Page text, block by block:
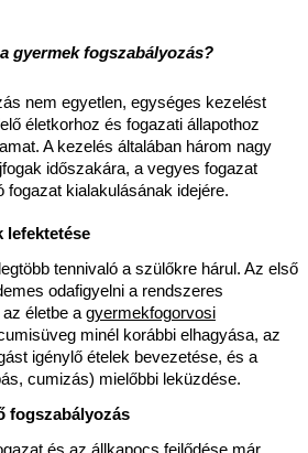
gyermek fogszabályozás?
nem egyetlen, egységes kezelést
életkorhoz és fogazati állapothoz
A kezelés általában három nagy
időszakára, a vegyes fogazat
kialakulásának idejére.
lefektetése
tennivaló a szülőkre hárul. Az első
odafigyelni a rendszeres
életbe a gyermekfogorvosi
minél korábbi elhagyása, az
igénylő ételek bevezetése, és a
cumizás) mielőbbi leküzdése.
fogszabályozás
és az állkapocs fejlődése már